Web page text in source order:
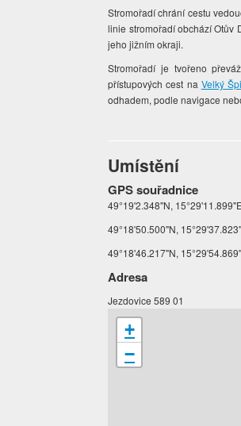
Stromořadí chrání cestu
linie stromořadí obchází Otův
jeho jižním okraji.
Stromořadí je tvořeno
přístupových cest na Velký
odhadem, podle navigace
Umístění
GPS souřadnice
49°19'2.348"N,
49°18'50.500"N,
49°18'46.217"N,
Adresa
Jezdovice 589 01
+
−